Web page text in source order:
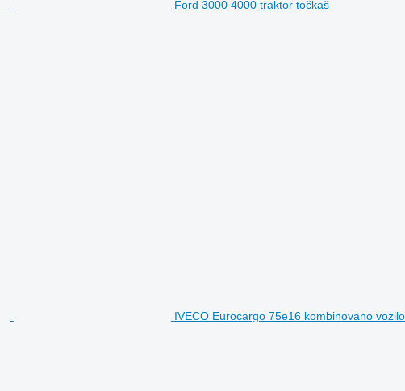
Ford 3000 4000 traktor točkaš
IVECO Eurocargo 75e16 kombinovano